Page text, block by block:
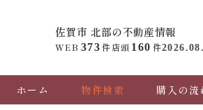
佐賀市 北部の不動産情報
WEB 373 件店頭 160 件
ホーム 物件検索 購入の流